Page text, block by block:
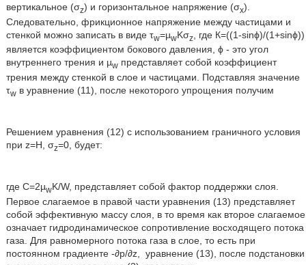
вертикальное (σz) и горизонтальное напряжение (σх).
Следовательно, фрикционное напряжение между частицами и
стенкой можно записать в виде τw=µwKσz, где К=((1-sinϕ)/(1+sinϕ))
является коэффициентом бокового давления, ϕ - это угол
внутреннего трения и µwпредставляет собой коэффициент
трения между стенкой в слое и частицами. Подставляя значение
τwв уравнение (11), после некоторого упрощения получим
Решением уравнения (12) с использованием граничного условия
при z=Н, σz=0, будет:
где С=2µwK/W, представляет собой фактор поддержки слоя.
Первое слагаемое в правой части уравнения (13) представляет
собой эффективную массу слоя, в то время как второе слагаемое
означает гидродинамическое сопротивление восходящего потока
газа. Для равномерного потока газа в слое, то есть при
постоянном градиенте -∂p/∂z,
уравнение (13), после подстановки